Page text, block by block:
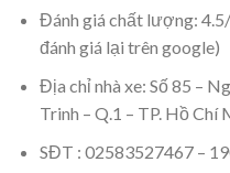
Đánh giá chất lượng:
đánh giá lại trên google)
Địa chỉ nhà xe: Số 85 –
Trinh – Q.1 – TP. Hồ Chí
SĐT : 02583527467 –